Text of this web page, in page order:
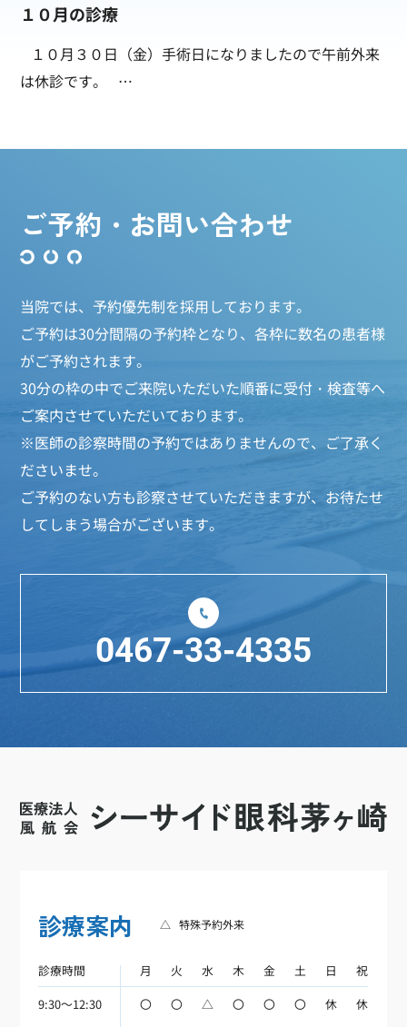
１０月の診療
１０月３０日（金）手術日になりましたので午前外来
は休診です。 …
ご予約・お問い合わせ
当院では、予約優先制を採用しております。
ご予約は30分間隔の予約枠となり、各枠に数名の患者様
がご予約されます。
30分の枠の中でご来院いただいた順番に受付・検査等へ
ご案内させていただいております。
※医師の診察時間の予約ではありませんので、ご了承く
ださいませ。
ご予約のない方も診察させていただきますが、お待たせ
してしまう場合がございます。
0467-33-4335
診療案内 △ 特殊予約外来
診療時間 月 火 水 木 金 土 日
祝
9:30～12:30
〇 〇 △ 〇 〇 〇 休
休